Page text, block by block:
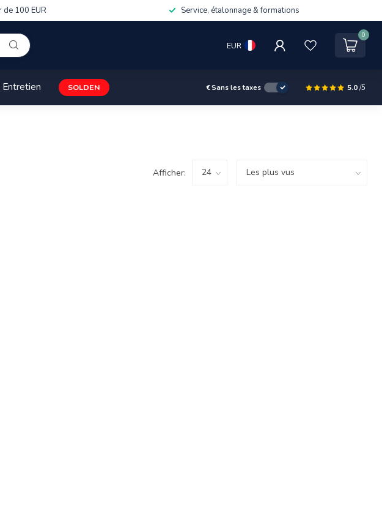
de 100 EUR Service, étalonnage & formations
EUR
0
SOLDEN €Sans les taxes 5.0/5
Afficher: